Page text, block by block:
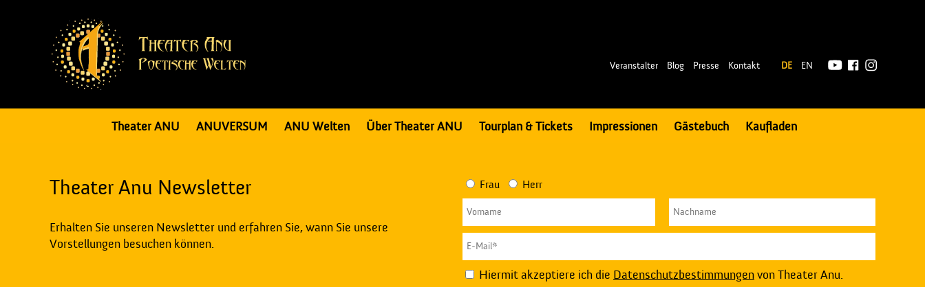
Veranstalter Blog Presse Kontakt DE EN
Theater ANU ANUVERSUM ANU Welten Über Theater ANU Tourplan & Tickets Impressionen Gästebuch Kaufladen
Theater Anu Newsletter
Erhalten Sie unseren Newsletter und erfahren Sie, wann Sie unsere
Vorstellungen besuchen können.
Frau Herr
Hiermit akzeptiere ich die Datenschutzbestimmungenvon Theater Anu.